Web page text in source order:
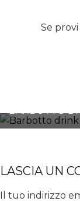
Se
BARBOTTO
LASCIA UN
Il tuo indirizzo